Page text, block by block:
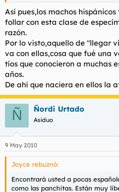
Así pues,los machos
follar con esta clase de
razón.
Por lo visto,aquello de "llegar
va con ellas,cosa que fué una
tíos que conocieron a muchas
años.
De ahí que naciera en ellos la
Ñ Ñordi Urtado
Asiduo
9 May 2010
Joyce rebuznó:
Encontrará usted a pocas
como las panchitas. Están muy